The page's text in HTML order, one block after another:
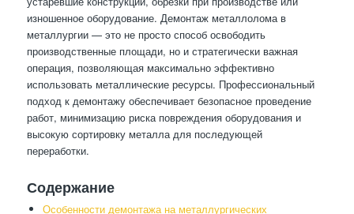
изношенное оборудование. Демонтаж металлолома в
металлургии — это не просто способ освободить
производственные площади, но и стратегически важная
операция, позволяющая максимально эффективно
использовать металлические ресурсы. Профессиональный
подход к демонтажу обеспечивает безопасное проведение
работ, минимизацию риска повреждения оборудования и
высокую сортировку металла для последующей
переработки.
Содержание
Особенности демонтажа на металлургических